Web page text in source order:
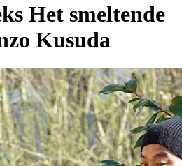
Het smeltende
Kusuda